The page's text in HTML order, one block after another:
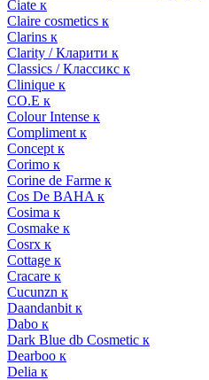
Ciate к
Claire cosmetics к
Clarins к
Clarity / Кларити к
Classics / Классикс к
Clinique к
CO.E к
Colour Intense к
Compliment к
Concept к
Corimo к
Corine de Farme к
Cos De BAHA к
Cosima к
Cosmake к
Cosrx к
Cottage к
Cracare к
Cucunzn к
Daandanbit к
Dabo к
Dark Blue db Cosmetic к
Dearboo к
Delia к